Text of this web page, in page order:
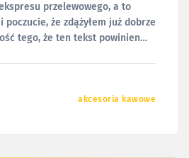
przelewowego, a to
że zdążyłem już dobrze
tego, że ten tekst powinien
akcesoria kawowe